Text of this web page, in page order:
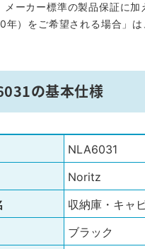
メーカー標準の製品保証に
年）をご希望される場合」は
の基本仕様
NLA6031
Noritz
収納庫・キャ
ブラック